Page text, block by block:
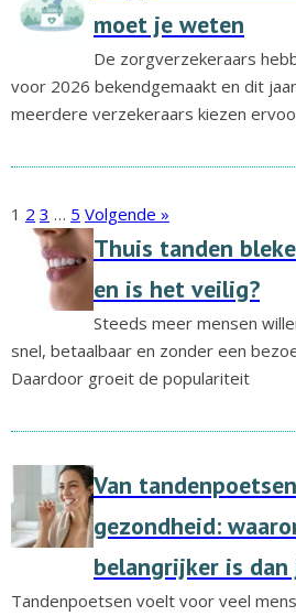
moet je weten
De zorgverzekeraars
voor 2026 bekendgemaakt en dit
meerdere verzekeraars kiezen
1 2 3 … 5 Volgende »
Thuis tanden
en is het veilig?
Steeds meer mensen
snel, betaalbaar en zonder een
Daardoor groeit de populariteit
Van
gezondheid:
belangrijker is
Tandenpoetsen voelt voor veel